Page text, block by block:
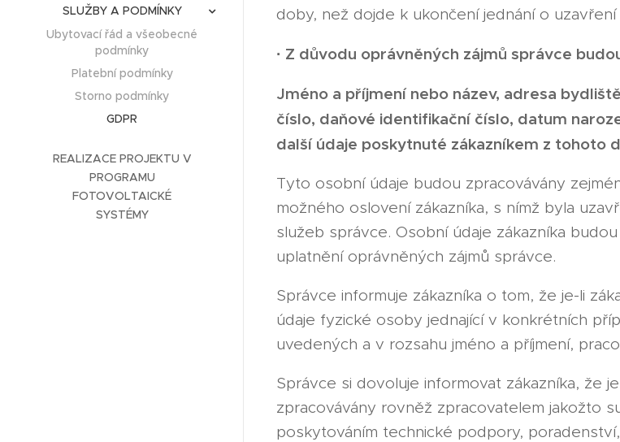
SLUŽBY A PODMÍNKY
Ubytovací řád a všeobecné
podmínky
Platební podmínky
Storno podmínky
GDPR
REALIZACE PROJEKTU V
PROGRAMU
FOTOVOLTAICKÉ
SYSTÉMY
doby, než dojde k ukončení jednání o uzavření
· Z důvodu oprávněných zájmů správce
Jméno a příjmení nebo název, adresa
číslo, daňové identifikační číslo, datum
další údaje poskytnuté zákazníkem z tohoto
Tyto osobní údaje budou zpracovávány
možného oslovení zákazníka, s nímž byla
služeb správce. Osobní údaje zákazníka
uplatnění oprávněných zájmů správce.
Správce informuje zákazníka o tom, že je-li
údaje fyzické osoby jednající v konkrétních
uvedených a v rozsahu jméno a příjmení,
Správce si dovoluje informovat zákazníka, že
zpracovávány rovněž zpracovatelem jakožto
poskytováním technické podpory,